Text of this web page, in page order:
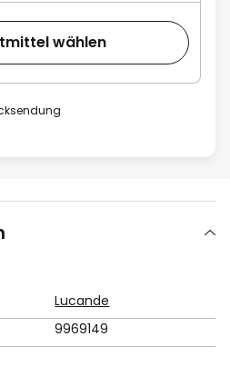
wählen
Lucande
9969149